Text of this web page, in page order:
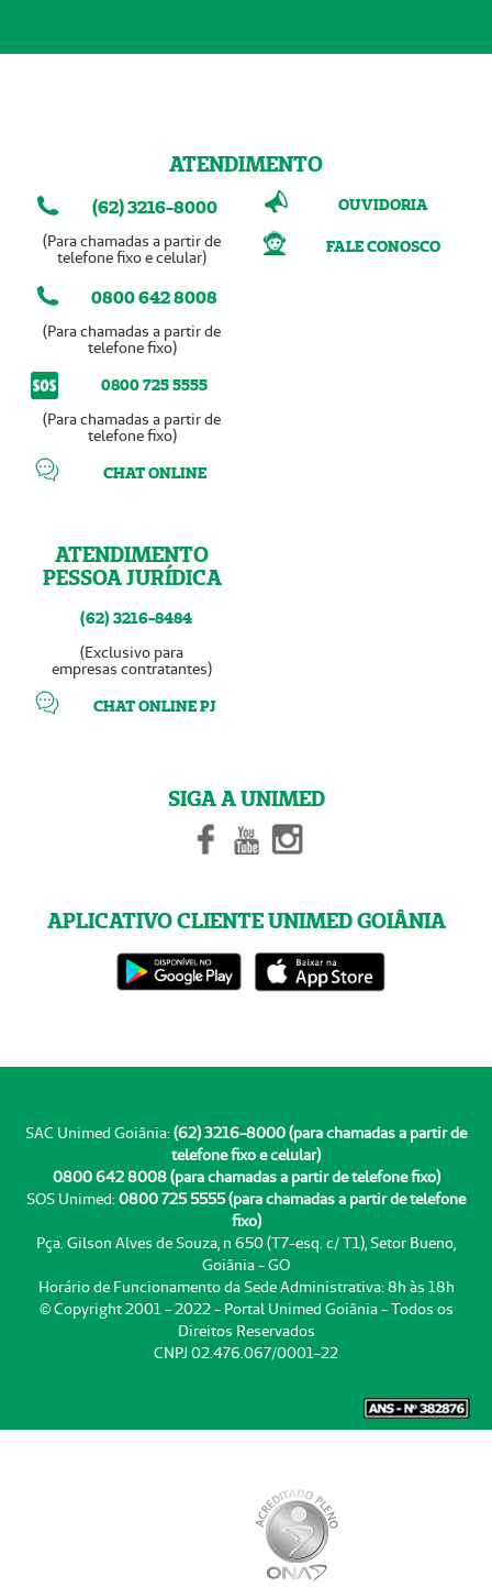
ATENDIMENTO
(62) 3216-8000
(Para chamadas a partir de
telefone fixo e celular)
0800 642 8008
(Para chamadas a partir de
telefone fixo)
0800 725 5555
(Para chamadas a partir de
telefone fixo)
CHAT ONLINE
ATENDIMENTO
PESSOA JURÍDICA
(62) 3216-8484
(Exclusivo para
empresas contratantes)
CHAT ONLINE PJ
OUVIDORIA
FALE CONOSCO
SIGA A UNIMED
APLICATIVO CLIENTE UNIMED GOIÂNIA
SAC Unimed Goiânia: (62) 3216-8000 (para chamadas a partir de
telefone fixo e celular)
0800 642 8008 (para chamadas a partir de telefone fixo)
SOS Unimed: 0800 725 5555 (para chamadas a partir de telefone
fixo)
Pça. Gilson Alves de Souza, n 650 (T7-esq. c/ T1), Setor Bueno,
Goiânia - GO
Horário de Funcionamento da Sede Administrativa: 8h às 18h
© Copyright 2001 - 2022 - Portal Unimed Goiânia - Todos os
Direitos Reservados
CNPJ 02.476.067/0001-22